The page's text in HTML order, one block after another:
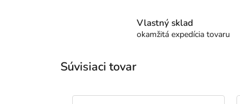
Vlastný sklad
okamžitá expedícia tovaru
Súvisiaci tovar